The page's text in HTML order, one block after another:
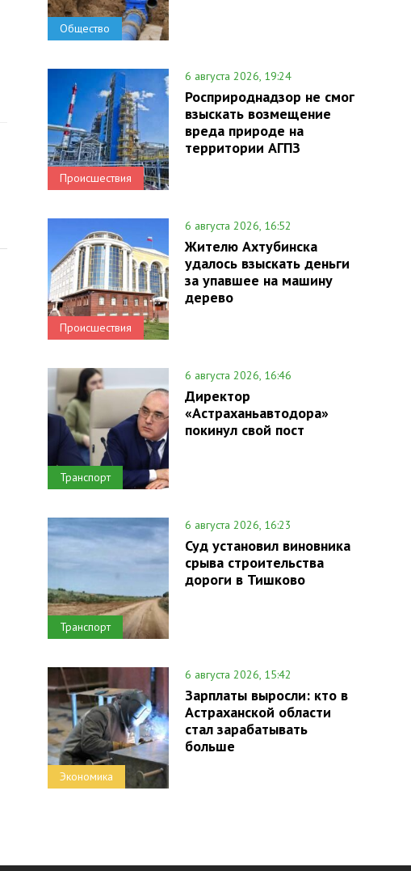
Общество
Происшествия
6 августа 2026, 19:24
Росприроднадзор не смог
взыскать возмещение
вреда природе на
территории АГПЗ
Происшествия
6 августа 2026, 16:52
Жителю Ахтубинска
удалось взыскать деньги
за упавшее на машину
дерево
Транспорт
6 августа 2026, 16:46
Директор
«Астраханьавтодора»
покинул свой пост
Транспорт
6 августа 2026, 16:23
Суд установил виновника
срыва строительства
дороги в Тишково
Экономика
6 августа 2026, 15:42
Зарплаты выросли: кто в
Астраханской области
стал зарабатывать
больше